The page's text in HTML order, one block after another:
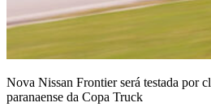
Nova Nissan Frontier será testada por
paranaense da Copa Truck